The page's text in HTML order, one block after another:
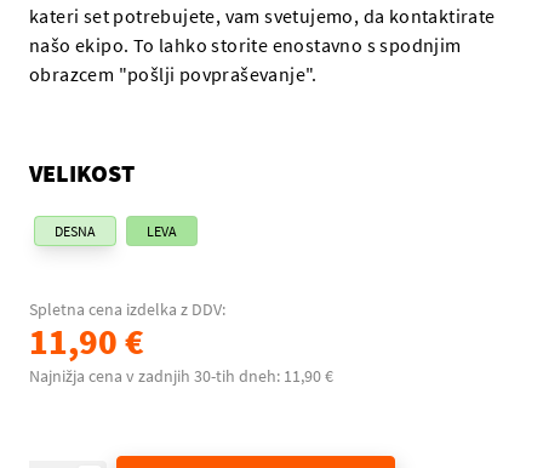
kateri set potrebujete, vam svetujemo, da kontaktirate
našo ekipo. To lahko storite enostavno s spodnjim
obrazcem "pošlji povpraševanje".
VELIKOST
DESNA LEVA
Spletna cena izdelka z DDV:
11,90 €
Najnižja cena v zadnjih 30-tih dneh: 11,90 €